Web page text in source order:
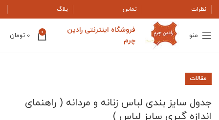
نظرات تماس بلاگ
منو
فروشگاه اینترنتی رادین
چرم
0
0 تومان
مقالات
جدول سایز بندی لباس زنانه و مردانه ( راهنمای
اندازه گیری سایز لباس )